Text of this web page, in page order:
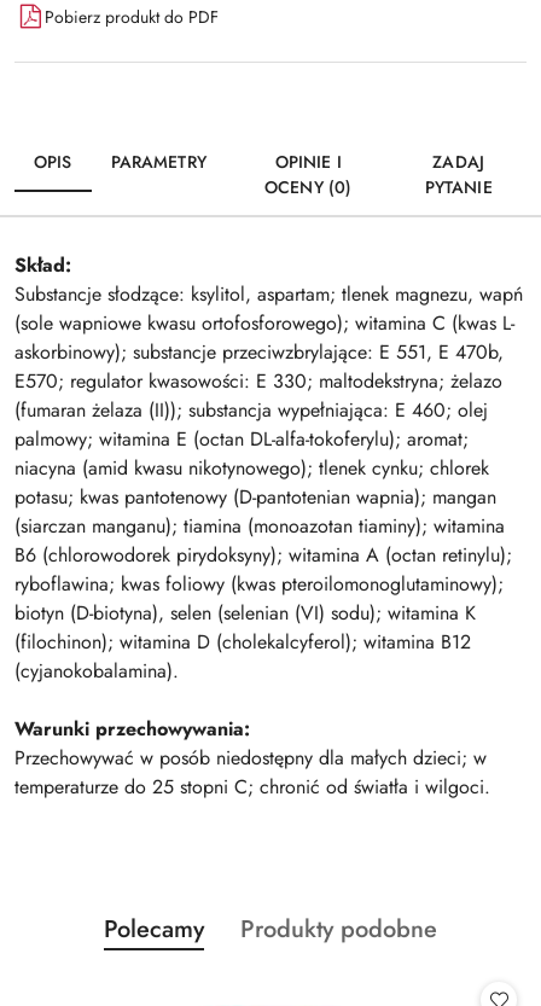
Pobierz produkt do PDF
OPIS PARAMETRY
OPINIE I
OCENY (0)
ZADAJ
PYTANIE
Skład:
Substancje słodzące: ksylitol, aspartam; tlenek magnezu, wapń
(sole wapniowe kwasu ortofosforowego); witamina C (kwas L-
askorbinowy); substancje przeciwzbrylające: E 551, E 470b,
E570; regulator kwasowości: E 330; maltodekstryna; żelazo
(fumaran żelaza (II)); substancja wypełniająca: E 460; olej
palmowy; witamina E (octan DL-alfa-tokoferylu); aromat;
niacyna (amid kwasu nikotynowego); tlenek cynku; chlorek
potasu; kwas pantotenowy (D-pantotenian wapnia); mangan
(siarczan manganu); tiamina (monoazotan tiaminy); witamina
B6 (chlorowodorek pirydoksyny); witamina A (octan retinylu);
ryboflawina; kwas foliowy (kwas pteroilomonoglutaminowy);
biotyn (D-biotyna), selen (selenian (VI) sodu); witamina K
(filochinon); witamina D (cholekalcyferol); witamina B12
(cyjanokobalamina).
Warunki przechowywania:
Przechowywać w posób niedostępny dla małych dzieci; w
temperaturze do 25 stopni C; chronić od światła i wilgoci.
Pomiń karuzelę produktów
Produkty
o
Polecamy
Produkty
Produkty podobne